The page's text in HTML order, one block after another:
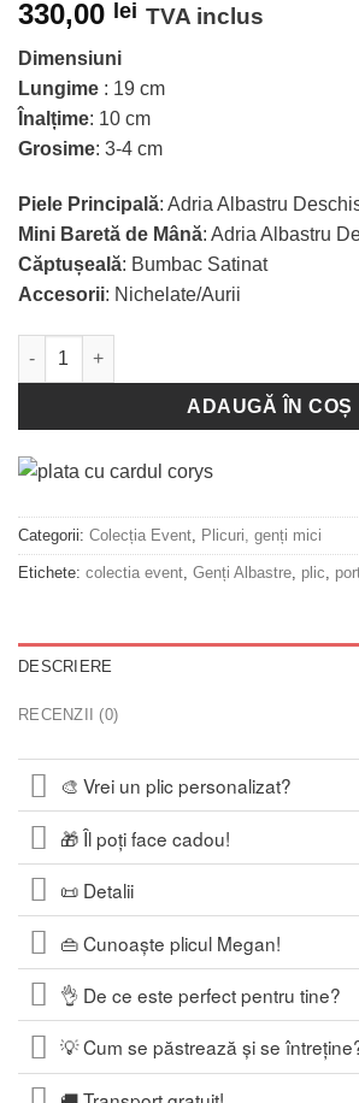
330,00 lei TVA inclus
Dimensiuni
Lungime : 19 cm
Înalțime: 10 cm
Grosime: 3-4 cm
Piele Principală: Adria Albastru
Mini Baretă de Mână: Adria Albastru
Căptușeală: Bumbac Satinat
Accesorii: Nichelate/Aurii
Cantitate Plic - portofel Megan - Light Blue
ADAUGĂ ÎN COȘ
Categorii: Colecția Event, Plicuri, genți mici
Etichete: colectia event, Genți Albastre, plic,
DESCRIERE
RECENZII (0)
🎨 Vrei un plic personalizat?
🎁 Îl poți face cadou!
📜 Detalii
👜 Cunoaște plicul Megan!
👌 De ce este perfect pentru tine?
💡 Cum se păstrează și se